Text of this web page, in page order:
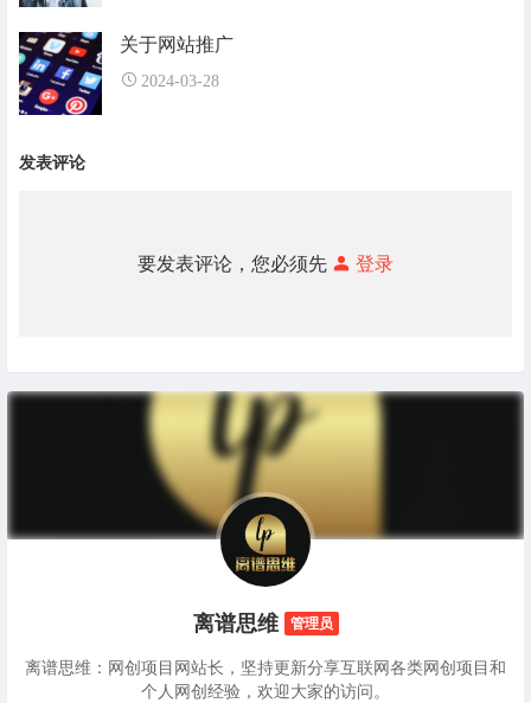
关于网站推广
2024-03-28
发表评论
要发表评论，您必须先 登录
离谱思维 管理员
离谱思维：网创项目网站长，坚持更新分享互联网各类网创项目和
个人网创经验，欢迎大家的访问。